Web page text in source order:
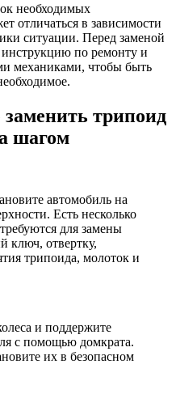
необходимых
отличаться в зависимости
ситуации. Перед заменой
по ремонту и
механиками, чтобы быть
трипоид
шагом
автомобиль на
Есть несколько
для замены
ключ, отвертку,
трипоида, молоток и
и поддержите
с помощью домкрата.
их в безопасном